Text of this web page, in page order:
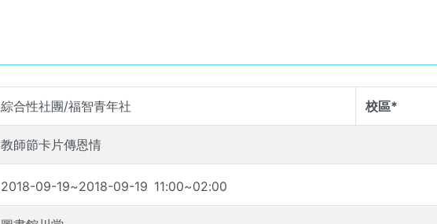
綜合性社團/福智青年社 校區*
教師節卡片傳恩情
2018-09-19~2018-09-19 11:00~02:00